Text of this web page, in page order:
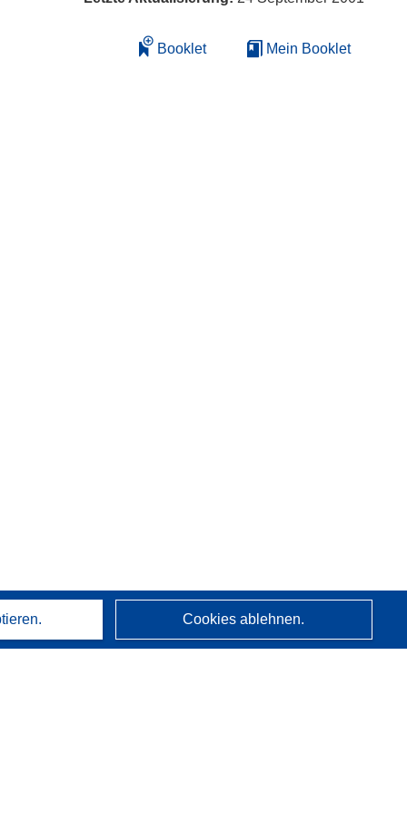
Booklet Mein Booklet
Cookies ablehnen.